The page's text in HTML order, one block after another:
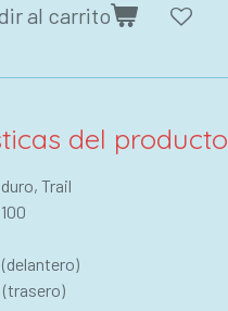
al carrito
del producto
Trail
(delantero)
(trasero)